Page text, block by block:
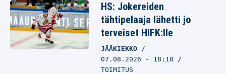
HS: Jokereiden
tähtipelaaja lähetti jo
terveiset HIFK:lle
JÄÄKIEKKO
07.08.2026 - 18:10
TOIMITUS